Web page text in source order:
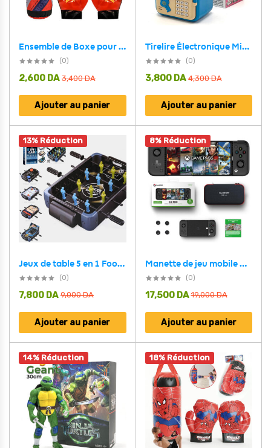
Ensemble de Boxe pour Enfants Sac de Frappe Suspendu avec Gants Jeu de 3 Pièces – طقم كيس ملاكمة 3 قطع
(0)
3,400DA
2,600 DA
Ajouter au panier
Tirelire Électronique Mini Bank Stitch – الحصالة الإلكترونية البنك الصغير ستيتش
(0)
4,300DA
3,800 DA
Ajouter au panier
13% Réduction
Jeux de table 5 en 1 Football, Hockey, Basketball, Tennis et Bowling
(0)
9,000DA
7,800 DA
Ajouter au panier
8% Réduction
Manette de jeu mobile GameSir X2 Pro pour Android Type-C et iPhone 15 1 Mois Game Pass Ultimate
(0)
19,000DA
17,500 DA
Ajouter au panier
14% Réduction 18% Réduction